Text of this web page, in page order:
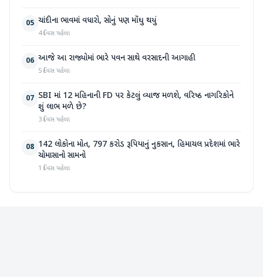
05 ચાંદીના ભાવમાં વધારો, સોનું પણ મોંઘુ થયું
4 દિવસ પહેલા
06 આજે આ રાજ્યોમાં ભારે પવન સાથે વરસાદની આગાહી
5 દિવસ પહેલા
07 SBI માં 12 મહિનાની FD પર કેટલું વ્યાજ મળશે, વરિષ્ઠ નાગરિકોને
શું લાભ મળે છે?
3 દિવસ પહેલા
08 142 લોકોના મોત, 797 કરોડ રૂપિયાનું નુકસાન, હિમાચલ પ્રદેશમાં ભારે
ચોમાસાનો સામનો
1 દિવસ પહેલા